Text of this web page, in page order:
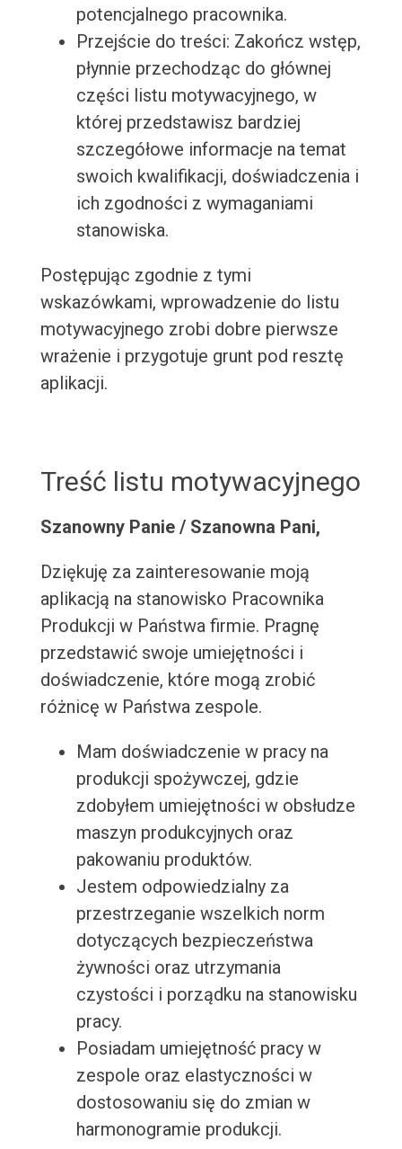
potencjalnego pracownika.
Przejście do treści: Zakończ wstęp,
płynnie przechodząc do głównej
części listu motywacyjnego, w
której przedstawisz bardziej
szczegółowe informacje na temat
swoich kwalifikacji, doświadczenia i
ich zgodności z wymaganiami
stanowiska.
Postępując zgodnie z tymi
wskazówkami, wprowadzenie do listu
motywacyjnego zrobi dobre pierwsze
wrażenie i przygotuje grunt pod resztę
aplikacji.
Treść listu motywacyjnego
Szanowny Panie / Szanowna Pani,
Dziękuję za zainteresowanie moją
aplikacją na stanowisko Pracownika
Produkcji w Państwa firmie. Pragnę
przedstawić swoje umiejętności i
doświadczenie, które mogą zrobić
różnicę w Państwa zespole.
Mam doświadczenie w pracy na
produkcji spożywczej, gdzie
zdobyłem umiejętności w obsłudze
maszyn produkcyjnych oraz
pakowaniu produktów.
Jestem odpowiedzialny za
przestrzeganie wszelkich norm
dotyczących bezpieczeństwa
żywności oraz utrzymania
czystości i porządku na stanowisku
pracy.
Posiadam umiejętność pracy w
zespole oraz elastyczności w
dostosowaniu się do zmian w
harmonogramie produkcji.